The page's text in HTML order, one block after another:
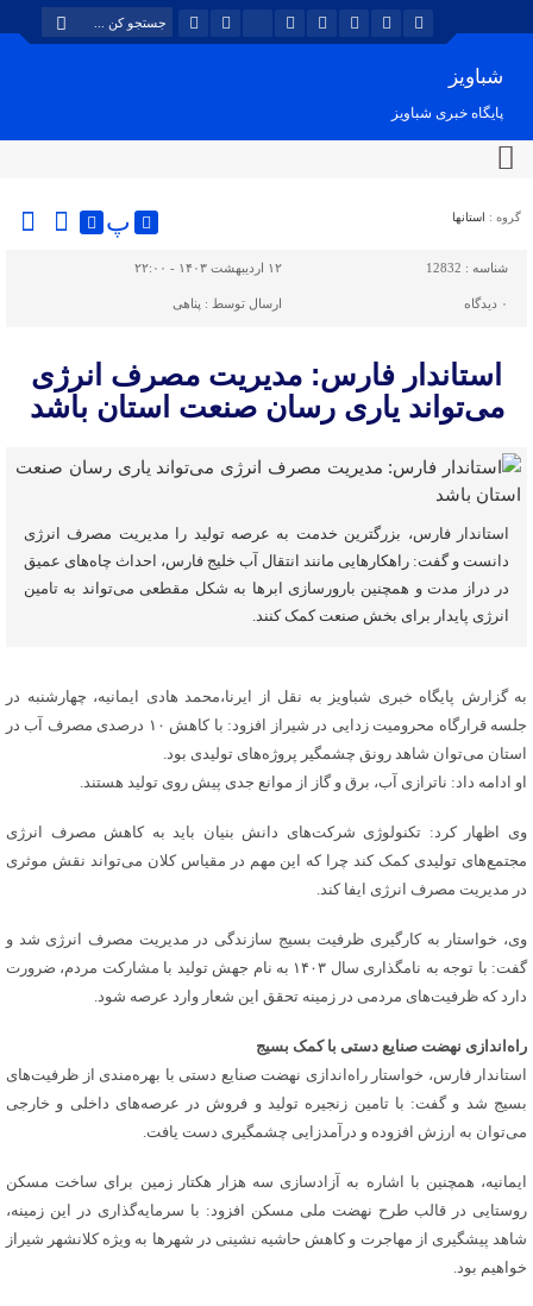
شباویز
پایگاه خبری شباویز
گروه : استانها پ
شناسه : 12832 ۱۲ اردیبهشت ۱۴۰۳ - ۲۲:۰۰
۰ دیدگاه ارسال توسط : پناهی
استاندار فارس: مدیریت مصرف انرژی
می‌تواند یاری رسان صنعت استان باشد
استاندار فارس، بزرگترین خدمت به عرصه تولید را مدیریت مصرف انرژی
دانست و گفت: راهکارهایی مانند انتقال آب خلیج فارس، احداث چاه‌های عمیق
در دراز مدت و همچنین بارورسازی ابرها به شکل مقطعی می‌تواند به تامین
انرژی پایدار برای بخش صنعت کمک کنند.
به گزارش پایگاه خبری شباویز به نقل از ایرنا،محمد هادی ایمانیه، چهارشنبه در
جلسه قرارگاه محرومیت زدایی در شیراز افزود: با کاهش ۱۰ درصدی مصرف آب در
استان می‌توان شاهد رونق چشمگیر پروژه‌های تولیدی بود.
او ادامه داد: ناترازی آب، برق و گاز از موانع جدی پیش روی تولید هستند.
وی اظهار کرد: تکنولوژی شرکت‌های دانش بنیان باید به کاهش مصرف انرژی
مجتمع‌های تولیدی کمک کند چرا که این مهم در مقیاس کلان می‌تواند نقش موثری
در مدیریت مصرف انرژی ایفا کند.
وی، خواستار به کارگیری ظرفیت بسیج سازندگی در مدیریت مصرف انرژی شد و
گفت: با توجه به نامگذاری سال ۱۴۰۳ به نام جهش تولید با مشارکت مردم، ضرورت
دارد که ظرفیت‌های مردمی در زمینه تحقق این شعار وارد عرصه شود.
راه‌اندازی نهضت صنایع دستی با کمک بسیج
استاندار فارس، خواستار راه‌اندازی نهضت صنایع دستی با بهره‌مندی از ظرفیت‌های
بسیج شد و گفت: با تامین زنجیره تولید و فروش در عرصه‌های داخلی و خارجی
می‌توان به ارزش افزوده و درآمدزایی چشمگیری دست یافت.
ایمانیه، همچنین با اشاره به آزادسازی سه هزار هکتار زمین برای ساخت مسکن
روستایی در قالب طرح نهضت ملی مسکن افزود: با سرمایه‌گذاری در این زمینه،
شاهد پیشگیری از مهاجرت و کاهش حاشیه نشینی در شهرها به ویژه کلانشهر شیراز
خواهیم بود.